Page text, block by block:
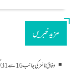
مزید خبریں
وفاق ٹائمز کی جانب 16 سے 31 اگست تک ”15 روزہ وفاق” شائع+ پی ڈی ایف فائل